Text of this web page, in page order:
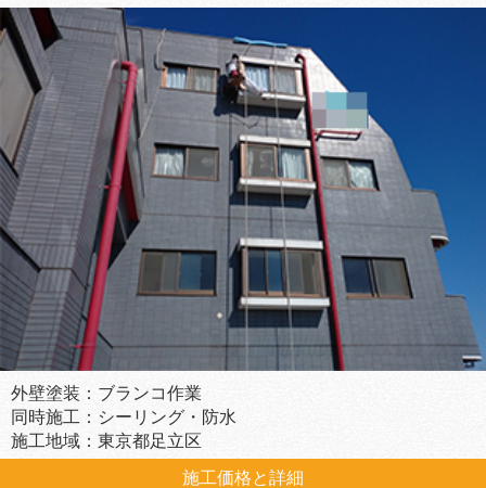
外壁塗装：ブランコ作業
同時施工：シーリング・防水
施工地域：東京都足立区
施工価格と詳細